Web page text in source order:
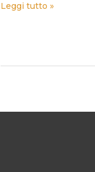
Leggi tutto »